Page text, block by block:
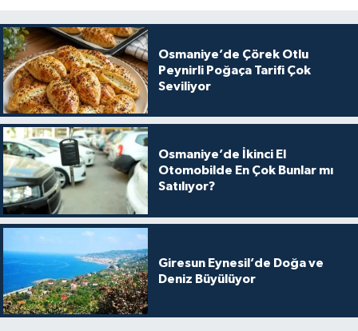
Osmaniye’de Çörek Otlu
Peynirli Poğaça Tarifi Çok
Seviliyor
Osmaniye’de İkinci El
Otomobilde En Çok Bunlar mı
Satılıyor?
Giresun Eynesil’de Doğa ve
Deniz Büyülüyor